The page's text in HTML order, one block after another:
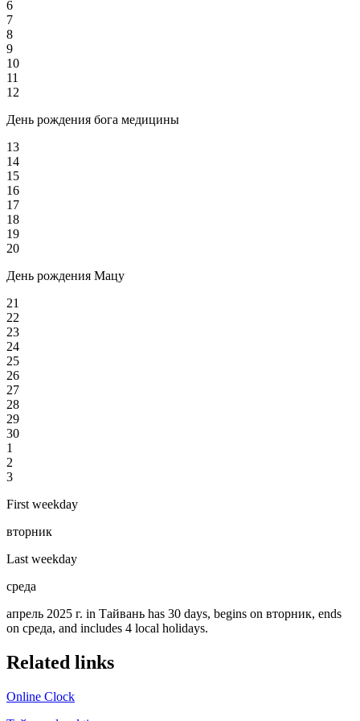
6
7
8
9
10
11
12
День рождения бога медицины
13
14
15
16
17
18
19
20
День рождения Мацу
21
22
23
24
25
26
27
28
29
30
1
2
3
First weekday
вторник
Last weekday
среда
апрель 2025 г. in Тайвань has 30 days, begins on вторник, ends
on среда, and includes 4 local holidays.
Related links
Online Clock